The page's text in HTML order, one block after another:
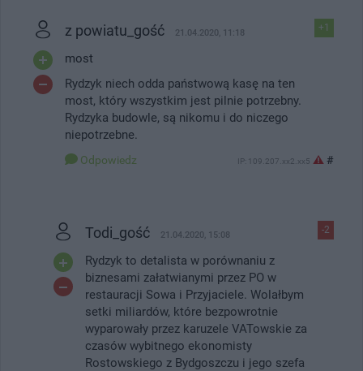
+1
z powiatu_gość 21.04.2020, 11:18
most
Rydzyk niech odda państwową kasę na ten
most, który wszystkim jest pilnie potrzebny.
Rydzyka budowle, są nikomu i do niczego
niepotrzebne.
Odpowiedz IP: 109.207.xx2.xx5 #
-2
Todi_gość 21.04.2020, 15:08
Rydzyk to detalista w porównaniu z
biznesami załatwianymi przez PO w
restauracji Sowa i Przyjaciele. Wolałbym
setki miliardów, które bezpowrotnie
wyparowały przez karuzele VATowskie za
czasów wybitnego ekonomisty
Rostowskiego z Bydgoszczu i jego szefa